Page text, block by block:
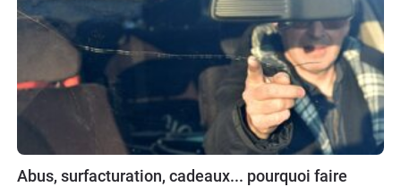
Abus, surfacturation, cadeaux... pourquoi faire